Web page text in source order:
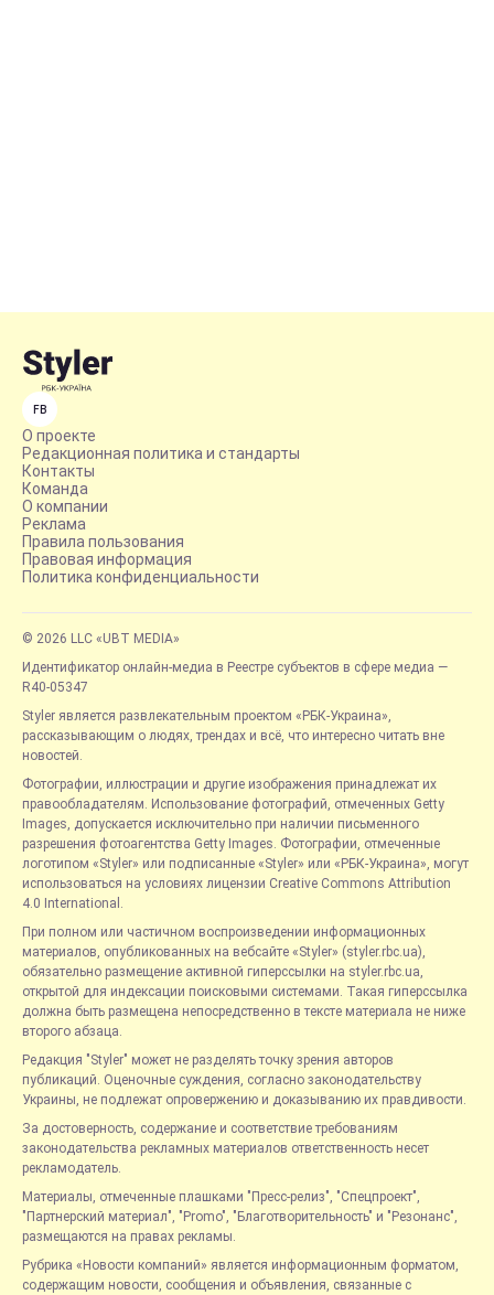
FB
О проекте
Редакционная политика и стандарты
Контакты
Команда
О компании
Реклама
Правила пользования
Правовая информация
Политика конфиденциальности
© 2026 LLC «UBT MEDIA»
Идентификатор онлайн-медиа в Реестре субъектов в сфере медиа —
R40-05347
Styler является развлекательным проектом «РБК-Украина»,
рассказывающим о людях, трендах и всё, что интересно читать вне
новостей.
Фотографии, иллюстрации и другие изображения принадлежат их
правообладателям. Использование фотографий, отмеченных Getty
Images, допускается исключительно при наличии письменного
разрешения фотоагентства Getty Images. Фотографии, отмеченные
логотипом «Styler» или подписанные «Styler» или «РБК-Украина», могут
использоваться на условиях лицензии Creative Commons Attribution
4.0 International.
При полном или частичном воспроизведении информационных
материалов, опубликованных на вебсайте «Styler» (styler.rbc.ua),
обязательно размещение активной гиперссылки на styler.rbc.ua,
открытой для индексации поисковыми системами. Такая гиперссылка
должна быть размещена непосредственно в тексте материала не ниже
второго абзаца.
Редакция "Styler" может не разделять точку зрения авторов
публикаций. Оценочные суждения, согласно законодательству
Украины, не подлежат опровержению и доказыванию их правдивости.
За достоверность, содержание и соответствие требованиям
законодательства рекламных материалов ответственность несет
рекламодатель.
Материалы, отмеченные плашками "Пресс-релиз", "Спецпроект",
"Партнерский материал", "Promo", "Благотворительность" и "Резонанс",
размещаются на правах рекламы.
Рубрика «Новости компаний» является информационным форматом,
содержащим новости, сообщения и объявления, связанные с